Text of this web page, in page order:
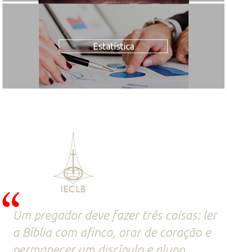
Estatística
Um pregador deve fazer três coisas: ler
a Bíblia com afinco, orar de coração e